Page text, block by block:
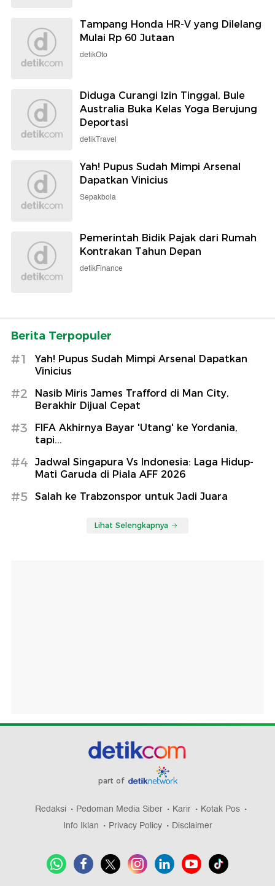
Tampang Honda HR-V yang Dilelang
Mulai Rp 60 Jutaan
detikOto
Diduga Curangi Izin Tinggal, Bule
Australia Buka Kelas Yoga Berujung
Deportasi
detikTravel
Yah! Pupus Sudah Mimpi Arsenal
Dapatkan Vinicius
Sepakbola
Pemerintah Bidik Pajak dari Rumah
Kontrakan Tahun Depan
detikFinance
Berita Terpopuler
#1
Yah! Pupus Sudah Mimpi Arsenal Dapatkan
Vinicius
#2
Nasib Miris James Trafford di Man City,
Berakhir Dijual Cepat
#3
FIFA Akhirnya Bayar 'Utang' ke Yordania,
tapi...
#4
Jadwal Singapura Vs Indonesia: Laga Hidup-
Mati Garuda di Piala AFF 2026
#5 Salah ke Trabzonspor untuk Jadi Juara
Lihat Selengkapnya
part of
Redaksi Pedoman Media Siber Karir
Kotak Pos
Info Iklan
Privacy Policy Disclaimer